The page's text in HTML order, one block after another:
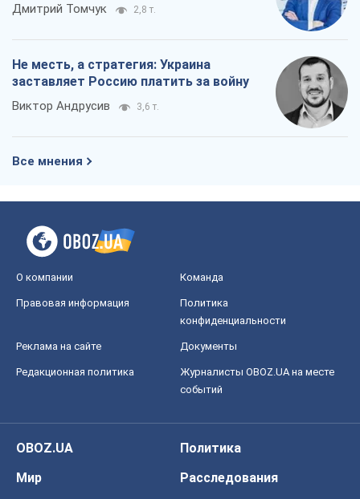
Дмитрий Томчук 2,8 т.
Не месть, а стратегия: Украина
заставляет Россию платить за войну
Виктор Андрусив 3,6 т.
Все мнения
О компании Команда
Правовая информация
Политика
конфиденциальности
Реклама на сайте Документы
Редакционная политика
Журналисты OBOZ.UA на месте
событий
OBOZ.UA
Политика
Мир
Расследования